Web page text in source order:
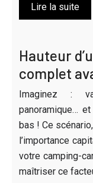
Lire la suite
Hauteur
complet
Imaginez :
panoramique…
bas ! Ce
l’importance
votre camping-
maîtriser ce